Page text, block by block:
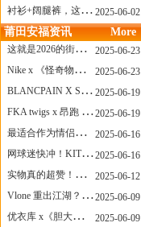
衬衫+阔腿裤，这样穿美出新高度！
2025-06-02
莆田安福资讯 More
这就是2026的街头感！Prada新包我先爱了
2025-06-23
Nike x 《怪奇物语》联名回归，终于轮到这双热门款了！
2025-06-23
BLANCPAIN X SWATCH联名款 BIOCERAMIC SCUBA FIFTY FATHOMS 系列推出全新 GREEN ABYSS（碧波洋）腕表
2025-06-19
FKA twigs x 昂跑 联名来了，这三双 Cloud X 你选哪一双？
2025-06-19
最适合作为情侣鞋的New Balance 1906 Loafer出现了！
2025-06-16
网球迷快冲！KITH x Wilson 限量球拍太会设计了
2025-06-16
实物真的超赞！NB 新款 2010 新配色
2025-06-12
Vlone 重出江湖？突然又要联名，谁能想到！
2025-06-09
优衣库 x《胆大党》新品公布，第二季联动周边来了！
2025-06-09